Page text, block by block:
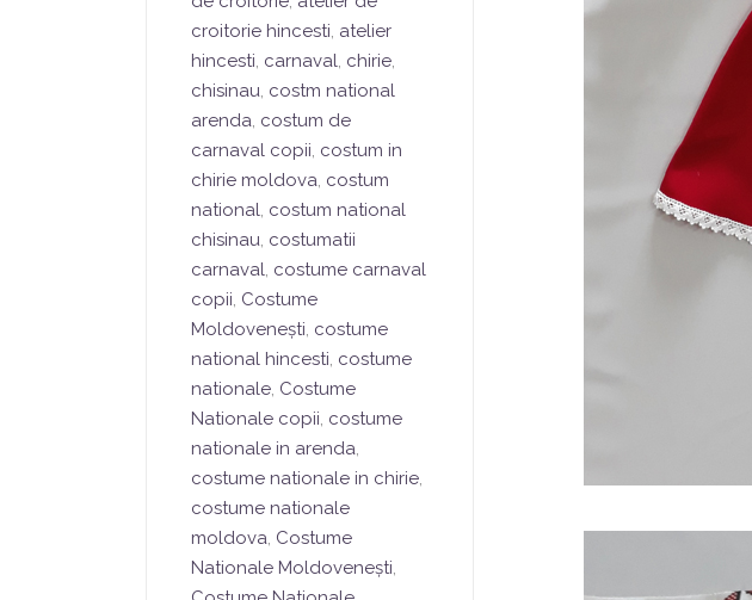
croitorie hincesti, atelier
hincesti, carnaval, chirie,
chisinau, costm national
arenda, costum de
carnaval copii, costum in
chirie moldova, costum
national, costum national
chisinau, costumatii
carnaval, costume carnaval
copii, Costume
Moldovenești, costume
national hincesti, costume
nationale, Costume
Nationale copii, costume
nationale in arenda,
costume nationale in chirie,
costume nationale
moldova, Costume
Nationale Moldovenești,